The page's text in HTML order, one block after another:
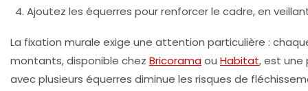
Ajoutez les équerres pour renforcer le cadre, en
La fixation murale exige une attention particulière :
montants, disponible chez Bricoramaou Habitat, est une
avec plusieurs équerres diminue les risques de